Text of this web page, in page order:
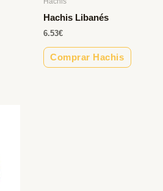
Hachis Libanés
6.53€
Comprar Hachis